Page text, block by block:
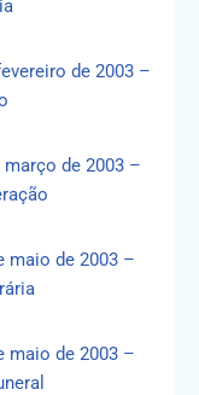
de 2003 –
março de 2003 –
maio de 2003 –
maio de 2003 –